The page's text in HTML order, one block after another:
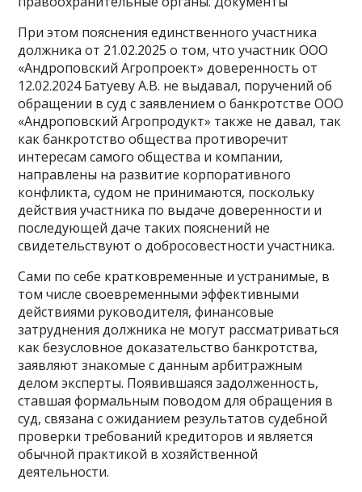
При этом пояснения единственного участника
должника от 21.02.2025 о том, что участник ООО
«Андроповский Агропроект» доверенность от
12.02.2024 Батуеву А.В. не выдавал, поручений об
обращении в суд с заявлением о банкротстве ООО
«Андроповский Агропродукт» также не давал, так
как банкротство общества противоречит
интересам самого общества и компании,
направлены на развитие корпоративного
конфликта, судом не принимаются, поскольку
действия участника по выдаче доверенности и
последующей даче таких пояснений не
свидетельствуют о добросовестности участника.
Сами по себе кратковременные и устранимые, в
том числе своевременными эффективными
действиями руководителя, финансовые
затруднения должника не могут рассматриваться
как безусловное доказательство банкротства,
заявляют знакомые с данным арбитражным
делом эксперты. Появившаяся задолженность,
ставшая формальным поводом для обращения в
суд, связана с ожиданием результатов судебной
проверки требований кредиторов и является
обычной практикой в хозяйственной
деятельности.